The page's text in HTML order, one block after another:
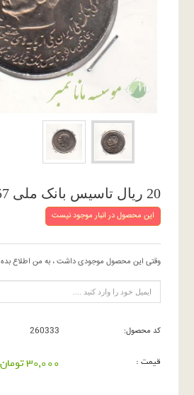
20 ریال تاسیس بانک ملی 1357 (بانکی)
این محصول در انبار موجود نیست
وقتی این محصول موجودی داشت ، به من اطلاع بده
کد محصول: 260333
قیمت : 30,000 تومان